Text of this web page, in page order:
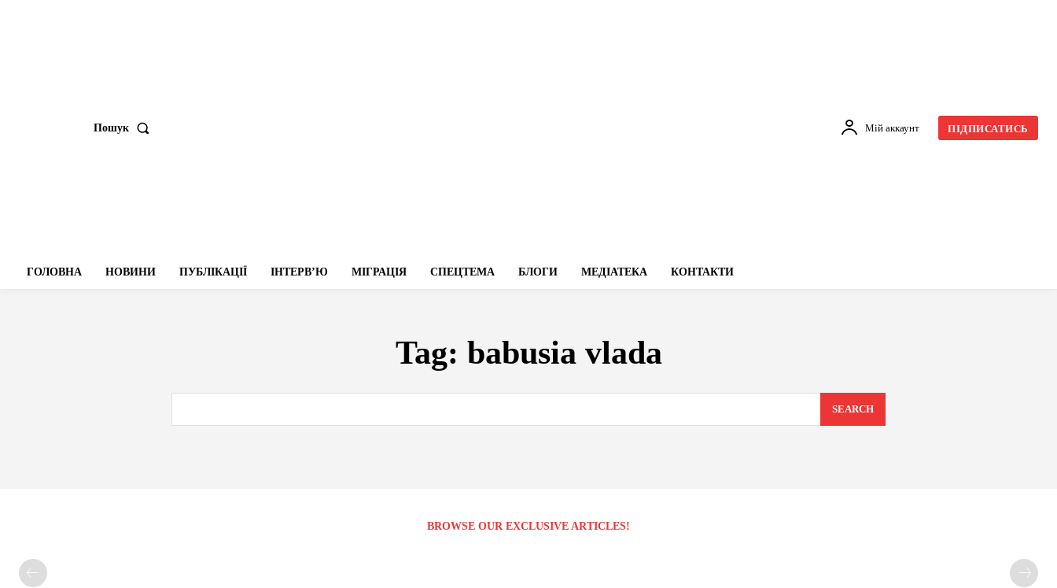
Пошук Мій аккаунт ПІДПИСАТИСЬ
ГОЛОВНА НОВИНИ ПУБЛІКАЦІЇ ІНТЕРВʼЮ МІГРАЦІЯ СПЕЦТЕМА БЛОГИ МЕДІАТЕКА КОНТАКТИ
Tag: babusia vlada
SEARCH
BROWSE OUR EXCLUSIVE ARTICLES!